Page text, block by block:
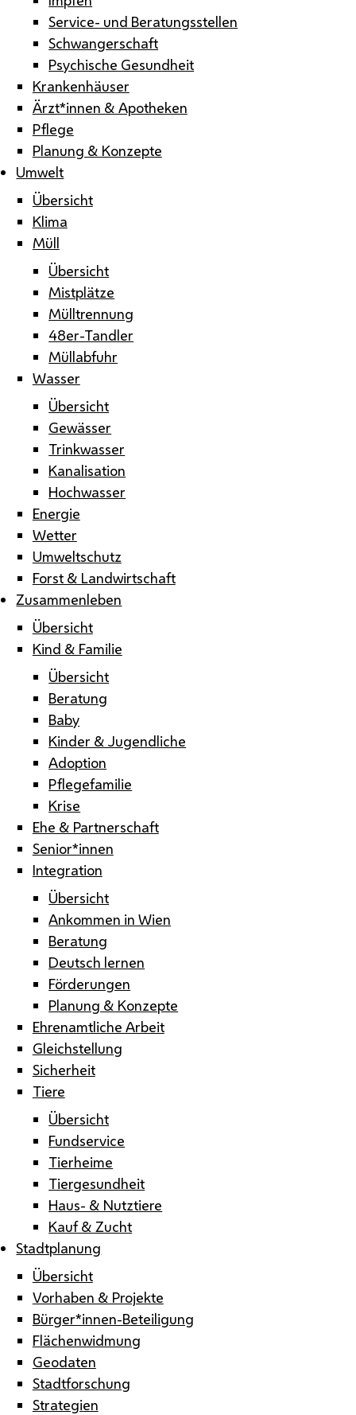
Service- und Beratungsstellen
Schwangerschaft
Psychische Gesundheit
Krankenhäuser
Ärzt*innen & Apotheken
Pflege
Planung & Konzepte
Umwelt
Übersicht
Klima
Müll
Übersicht
Mistplätze
Mülltrennung
48er-Tandler
Müllabfuhr
Wasser
Übersicht
Gewässer
Trinkwasser
Kanalisation
Hochwasser
Energie
Wetter
Umweltschutz
Forst & Landwirtschaft
Zusammenleben
Übersicht
Kind & Familie
Übersicht
Beratung
Baby
Kinder & Jugendliche
Adoption
Pflegefamilie
Krise
Ehe & Partnerschaft
Senior*innen
Integration
Übersicht
Ankommen in Wien
Beratung
Deutsch lernen
Förderungen
Planung & Konzepte
Ehrenamtliche Arbeit
Gleichstellung
Sicherheit
Tiere
Übersicht
Fundservice
Tierheime
Tiergesundheit
Haus- & Nutztiere
Kauf & Zucht
Stadtplanung
Übersicht
Vorhaben & Projekte
Bürger*innen-Beteiligung
Flächenwidmung
Geodaten
Stadtforschung
Strategien